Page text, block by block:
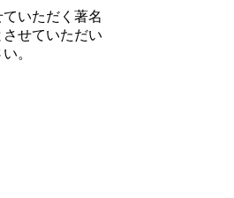
いただく著名
せていただい
。